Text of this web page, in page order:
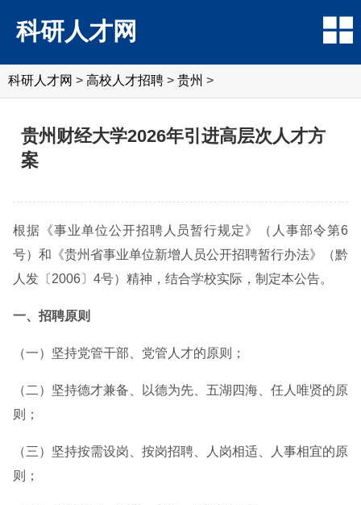
科研人才网
科研人才网 > 高校人才招聘 > 贵州 >
贵州财经大学2026年引进高层次人才方
案
根据《事业单位公开招聘人员暂行规定》（人事部令第6
号）和《贵州省事业单位新增人员公开招聘暂行办法》（黔
人发〔2006〕4号）精神，结合学校实际，制定本公告。
一、招聘原则
（一）坚持党管干部、党管人才的原则；
（二）坚持德才兼备、以德为先、五湖四海、任人唯贤的原
则；
（三）坚持按需设岗、按岗招聘、人岗相适、人事相宜的原
则；